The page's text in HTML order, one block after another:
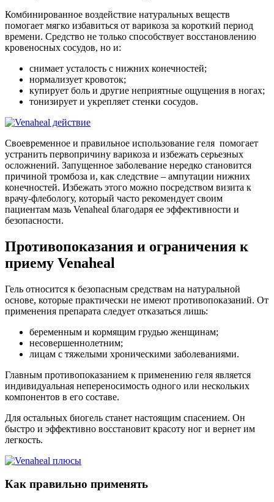
Комбинированное воздействие натуральных веществ
помогает мягко избавиться от варикоза за короткий период
времени. Средство не только способствует восстановлению
кровеносных сосудов, но и:
снимает усталость с нижних конечностей;
нормализует кровоток;
купирует боль и другие неприятные ощущения в ногах;
тонизирует и укрепляет стенки сосудов.
Своевременное и правильное использование геля помогает
устранить первопричину варикоза и избежать серьезных
осложнений. Запущенное заболевание нередко становится
причиной тромбоза и, как следствие – ампутации нижних
конечностей. Избежать этого можно посредством визита к
врачу-флебологу, который часто рекомендует своим
пациентам мазь Venaheal благодаря ее эффективности и
безопасности.
Противопоказания и ограничения к
приему Venaheal
Гель относится к безопасным средствам на натуральной
основе, которые практически не имеют противопоказаний. От
применения препарата следует отказаться лишь:
беременным и кормящим грудью женщинам;
несовершеннолетним;
лицам с тяжелыми хроническими заболеваниями.
Главным противопоказанием к применению геля является
индивидуальная непереносимость одного или нескольких
компонентов в его составе.
Для остальных биогель станет настоящим спасением. Он
быстро и эффективно восстановит красоту ног и вернет им
легкость.
Как правильно применять